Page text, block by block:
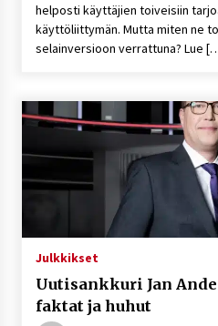
helposti käyttäjien toiveisiin
käyttöliittymän. Mutta miten ne
selainversioon verrattuna? Lue
Julkkikset
Uutisankkuri Jan
faktat ja huhut